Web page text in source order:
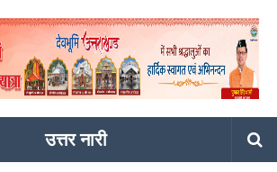
उत्तर नारी